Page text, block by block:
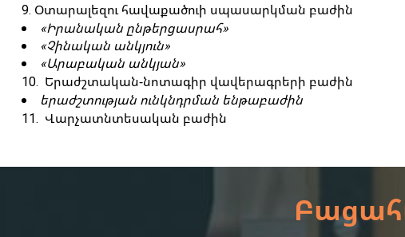
9. Օտարալեզու հավաքածուի սպասարկման բաժին
«Իրանական ընթերցասրահ»
«Չինական անկյուն»
«Արաբական անկյան»
10. Երաժշտական-նոտագիր վավերագրերի բաժին
երաժշտության ունկնդրման ենթաբաժին
11. Վարչատնտեսական բաժին